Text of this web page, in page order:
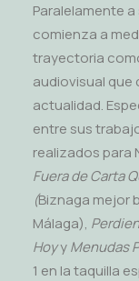
Paralelamente
comienza a
trayectoria
audiovisual que
actualidad.
entre sus
realizados para
Fuera de Carta
(Biznaga mejor
Málaga),
HoyyMenudas
1 en la taquilla